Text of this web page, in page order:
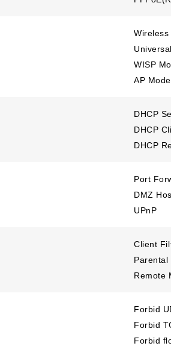
WISP
AP Mode
DHCP
DHCP
DHCP
Port
DMZ
UPnP
Client
Parental
Remote
Forbid
Forbid
Forbid